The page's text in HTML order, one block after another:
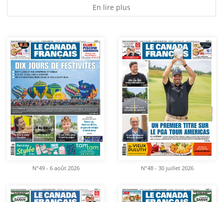
En lire plus
N°49 - 6 août 2026 N°48 - 30 juillet 2026